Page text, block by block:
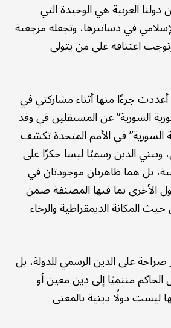
دولنا العربية هي الوحيدة التي
في دساتيرها، وتجعله مرجعية
اعتناقه على من يتولى
جزءًا منها أثناء مشاركتي في
السورية” عن المستقلين في وفد
السورية” في الأمم المتحدة تكشف
وتبني الدين رسميًا ليسا حكرًا على
بل هما ظاهرتان موجودتان في
الأخرى بما فيها المصنفة ضمن
حيث المكانة الديمقراطية والرخاء
على الدين الرسمي للدولة، بل
منتميًا إلى دين معين أو
ليست دولًا دينية بالمعنى